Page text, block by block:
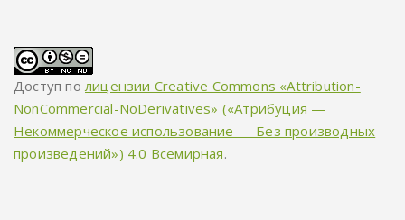
Доступ полицензии Creative Commons «Attribution-
NonCommercial-NoDerivatives» («Атрибуция —
Некоммерческое использование — Без производных
произведений») 4.0 Всемирная.